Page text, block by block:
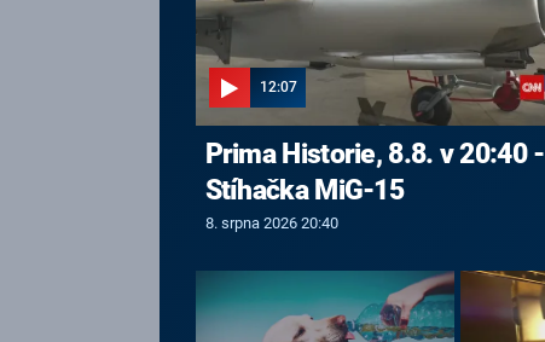
12:07
Prima Historie, 8.8. v 20:40 -
Stíhačka MiG-15
8. srpna 2026 20:40